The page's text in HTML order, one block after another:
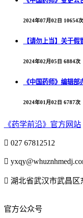
2024年07月02日 10654次
【请勿上当】关于
2024年02月05日 6884次
《中国药师》编辑
2024年01月02日 6787次
《药学前沿》官方网站
 027 67812512

 湖北省武汉市武昌区
官方公众号